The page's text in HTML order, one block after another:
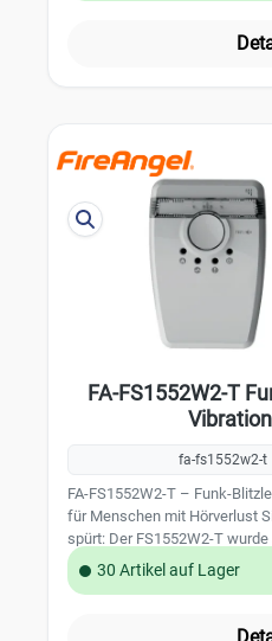
und schnell. Der Melder ist
Selbstüberwachung und
Design Technische Daten: Thermodifferential-Melder der
BS 5446-2:2003 lauter Alarmgeber 85 dB universelle
Montageplatte mit optionaler
Herstellergarantie der
FA-FS1552W2-T
fa-fs1552w2-t
FA-FS1552W2-T – Funk-
für Menschen mit Hörverlust Sicherheit, die man sieht und
spürt: Der FS1552W2-T
Menschen mit Hörverlust
ein Rauch-, Hitze- oder
während der Wachstunden
30 Artikel auf Lager